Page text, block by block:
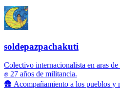
soldepazpachakuti
Colectivo internacionalista en aras
✊ 27 años de militancia.
🛖 Acompañamiento a los pueblos y